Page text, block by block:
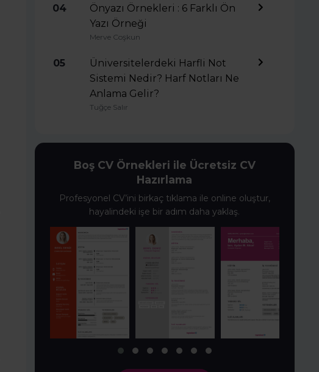
04
Önyazı Örnekleri : 6 Farklı Ön
Yazı Örneği
Merve Coşkun
05
Üniversitelerdeki Harfli Not
Sistemi Nedir? Harf Notları Ne
Anlama Gelir?
Tuğçe Salır
Boş CV Örnekleri ile Ücretsiz CV
Hazırlama
Profesyonel CV’ini birkaç tıklama ile online oluştur,
hayalindeki işe bir adım daha yaklaş.